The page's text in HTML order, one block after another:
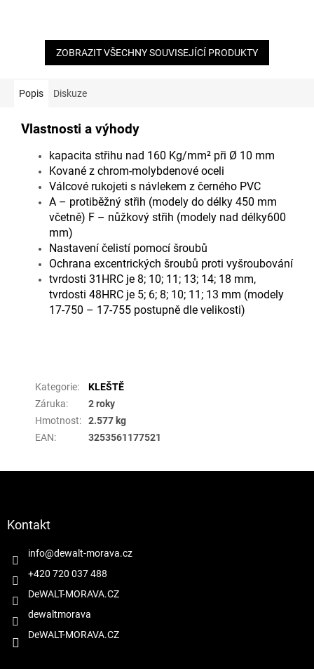
ZOBRAZIT VŠECHNY SOUVISEJÍCÍ PRODUKTY
Popis Diskuze
Vlastnosti a výhody
kapacita střihu nad 160 Kg/mm² při Ø 10 mm
Kované z chrom-molybdenové oceli
Válcové rukojeti s návlekem z černého PVC
A – protiběžný střih (modely do délky 450 mm
včetně) F – nůžkový střih (modely nad délky600
mm)
Nastavení čelistí pomocí šroubů
Ochrana excentrických šroubů proti vyšroubování
tvrdosti 31HRC je 8; 10; 11; 13; 14; 18 mm,
tvrdosti 48HRC je 5; 6; 8; 10; 11; 13 mm (modely
17-750 – 17-755 postupně dle velikosti)
Kategorie:
KLEŠTĚ
Záruka:
2 roky
Hmotnost:
2.577 kg
EAN: 3253561177521
Kontakt
info@dewalt-morava.cz
+420 720 037 488
DeWALT-MORAVA.CZ
dewaltmorava
DeWALT-MORAVA.CZ